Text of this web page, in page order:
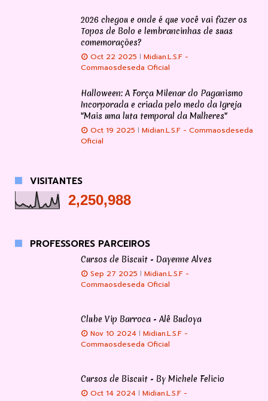
2026 chegou e onde é que você vai fazer os
Topos de Bolo e lembrancinhas de suas
comemorações?
Oct 22 2025
Midian.L.S.F -
Commaosdeseda Oficial
Halloween: A Força Milenar do Paganismo
Incorporada e criada pelo medo da Igreja
"Mais uma luta temporal da Mulheres"
Oct 19 2025
Midian.L.S.F - Commaosdeseda
Oficial
VISITANTES
2,250,988
PROFESSORES PARCEIROS
Cursos de Biscuit - Dayenne Alves
Sep 27 2025
Midian.L.S.F -
Commaosdeseda Oficial
Clube Vip Barroca - Alê Budoya
Nov 10 2024
Midian.L.S.F -
Commaosdeseda Oficial
Cursos de Biscuit - By Michele Felicio
Oct 14 2024
Midian.L.S.F -